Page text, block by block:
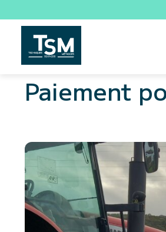
Paiement